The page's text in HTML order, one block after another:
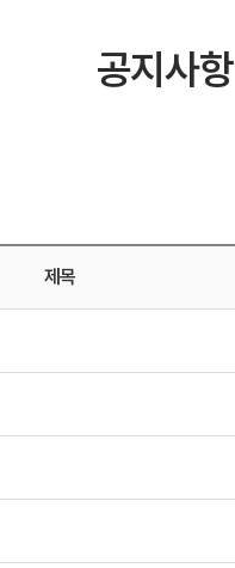
공지사항
제목